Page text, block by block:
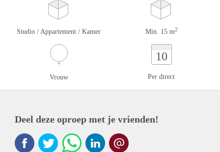
Studio / Appartement / Kamer Min. 15 m2
Vrouw
10
Per direct
Deel deze oproep met je vrienden!